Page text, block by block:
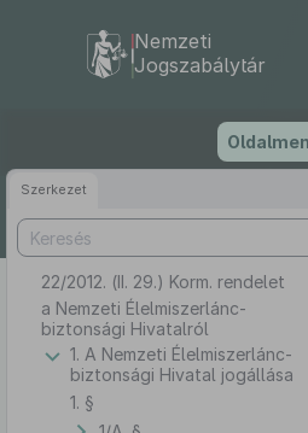
tartalomra
Nemzeti
Jogszabálytár
Szerkezet
22/2012. (II. 29.) Korm. rendelet
a Nemzeti Élelmiszerlánc-
biztonsági Hivatalról
1. A Nemzeti Élelmiszerlánc-
biztonsági Hivatal jogállása
1. §